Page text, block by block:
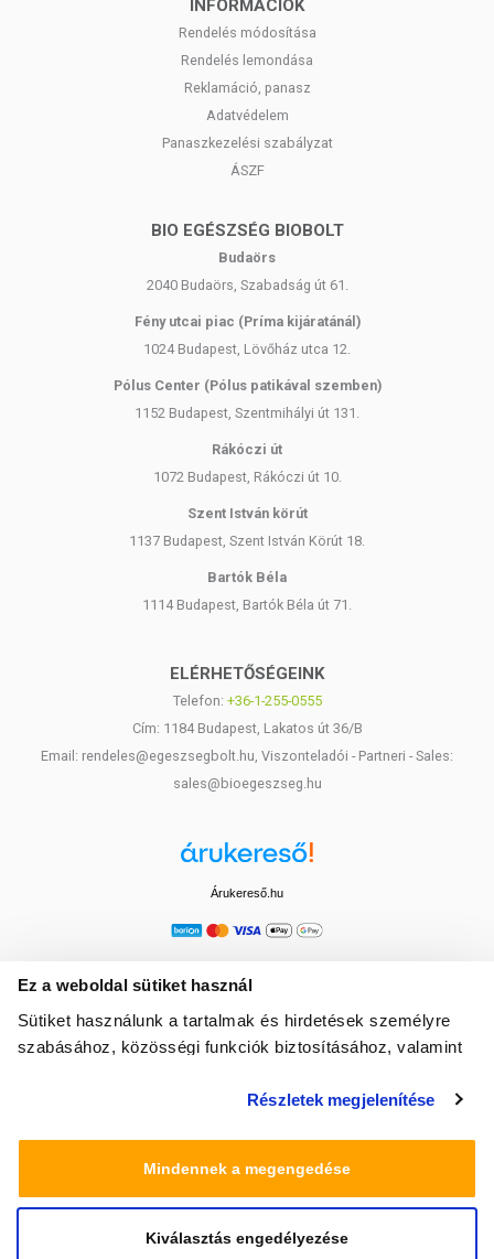
Ez a weboldal sütiket használ
Sütiket használunk a tartalmak és hirdetések személyre
szabásához, közösségi funkciók biztosításához, valamint
média-, hirdető- és elemező partnereinkkel megosztjuk az
amelyeket Ön adott meg számukra vagy az Ön által
használt más szolgáltatásokból gyűjtöttek.
Részletek megjelenítése
Mindennek a megengedése
Kiválasztás engedélyezése
INFORMÁCIÓK
Rendelés módosítása
Rendelés lemondása
Reklamáció, panasz
Adatvédelem
Panaszkezelési szabályzat
ÁSZF
BIO EGÉSZSÉG BIOBOLT
Budaörs
2040 Budaörs, Szabadság út 61.
Fény utcai piac (Príma kijáratánál)
1024 Budapest, Lövőház utca 12.
Pólus Center (Pólus patikával szemben)
1152 Budapest, Szentmihályi út 131.
Rákóczi út
1072 Budapest, Rákóczi út 10.
Szent István körút
1137 Budapest, Szent István Körút 18.
Bartók Béla
1114 Budapest, Bartók Béla út 71.
ELÉRHETŐSÉGEINK
Telefon: +36-1-255-0555
Cím: 1184 Budapest, Lakatos út 36/B
Email: rendeles@egeszsegbolt.hu, Viszonteladói - Partneri - Sales:
sales@bioegeszseg.hu
Árukereső.hu